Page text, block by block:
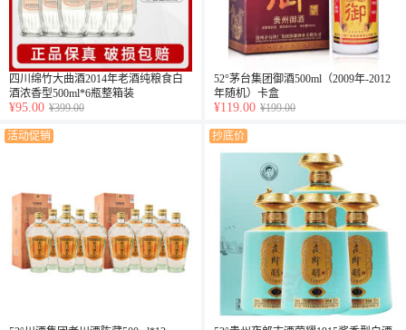
四川绵竹大曲酒2014年老酒纯粮食白
酒浓香型500ml*6瓶整箱装
¥95.00 ¥399.00
52°茅台集团御酒500ml（2009年-2012
年随机）卡盒
¥119.00 ¥199.00
活动促销 抄底价